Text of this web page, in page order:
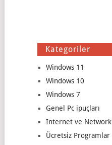
Kategoriler
Windows 11
Windows 10
Windows 7
Genel Pc ipuçları
Internet ve Network
Ücretsiz Programlar